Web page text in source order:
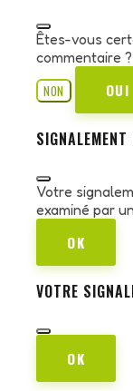
Êtes-vous
commentaire ?
NON
OUI
SIGNALEMENT
Votre
examiné par
OK
VOTRE
OK